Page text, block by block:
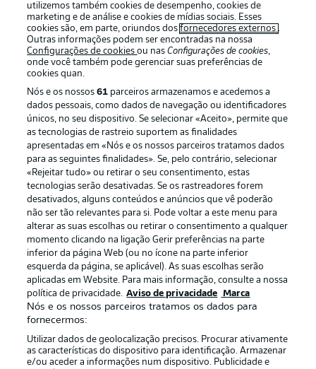
Oferecido por
Publicidade Avisos legais
Gerir preferências Aviso de privacidade
Trabalhe conosco
Marca Contato
Jogadores
utilizemos também cookies de desempenho, cookies de
marketing e de análise e cookies de mídias sociais. Esses
cookies são, em parte, oriundos dosfornecedores externos .
Outras informações podem ser encontradas na nossa
Configurações de cookiesou nasConfigurações de cookies,
onde você também pode gerenciar suas preferências de
cookies quan.
Nós e os nossos61 parceiros armazenamos e acedemos a
dados pessoais, como dados de navegação ou identificadores
únicos, no seu dispositivo. Se selecionar «Aceito», permite que
as tecnologias de rastreio suportem as finalidades
apresentadas em «Nós e os nossos parceiros tratamos dados
para as seguintes finalidades». Se, pelo contrário, selecionar
«Rejeitar tudo» ou retirar o seu consentimento, estas
tecnologias serão desativadas. Se os rastreadores forem
desativados, alguns conteúdos e anúncios que vê poderão
não ser tão relevantes para si. Pode voltar a este menu para
alterar as suas escolhas ou retirar o consentimento a qualquer
momento clicando na ligação Gerir preferências na parte
inferior da página Web (ou no ícone na parte inferior
esquerda da página, se aplicável). As suas escolhas serão
aplicadas em Website. Para mais informação, consulte a nossa
política de privacidade. Aviso de privacidade Marca
Nós e os nossos parceiros tratamos os dados para
fornecermos:
Utilizar dados de geolocalização precisos. Procurar ativamente
as características do dispositivo para identificação. Armazenar
e/ou aceder a informações num dispositivo. Publicidade e